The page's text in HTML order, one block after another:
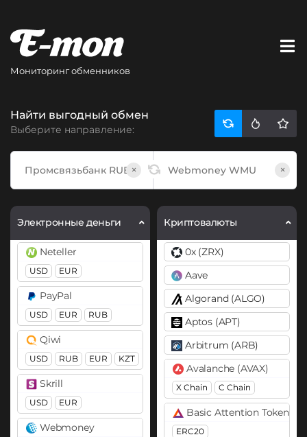
Мониторинг обменников
Найти выгодный обмен
Выберите направление:
× ×
Электронные деньги
Neteller
USD EUR
PayPal
USD EUR RUB
Qiwi
USD RUB EUR KZT
Skrill
USD EUR
Webmoney
Криптовалюты
0x (ZRX)
Aave
Algorand (ALGO)
Aptos (APT)
Arbitrum (ARB)
Avalanche (AVAX)
X Chain C Chain
Basic Attention Token
ERC20